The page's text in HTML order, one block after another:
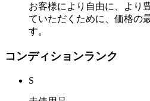
お客様により自由に、より
ていただくために、価格の
す。
コンディションランク
S